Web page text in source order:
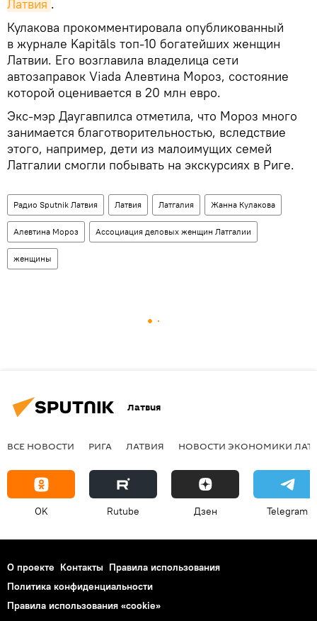
Латвия .
Кулакова прокомментировала опубликованный
в журнале Kapitāls топ-10 богатейших женщин
Латвии. Его возглавила владелица сети
автозаправок Viada Алевтина Мороз, состояние
которой оценивается в 20 млн евро.
Экс-мэр Даугавпилса отметила, что Мороз много
занимается благотворительностью, вследствие
этого, например, дети из малоимущих семей
Латгалии смогли побывать на экскурсиях в Риге.
Радио Sputnik Латвия Латвия Латгалия Жанна Кулакова
Алевтина Мороз Ассоциация деловых женщин Латгалии
женщины
Латвия
ВСЕ НОВОСТИ РИГА ЛАТВИЯ НОВОСТИ ЭКОНОМИКИ
OK Rutube Дзен Telegram
О проекте Контакты Правила использования
Политика конфиденциальности
Правила использования «cookie»